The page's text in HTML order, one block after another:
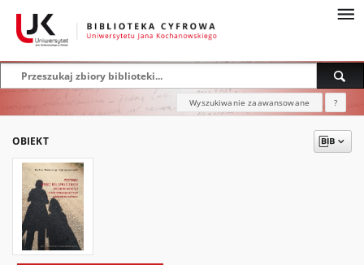
Wyszukiwanie zaawansowane ?
OBIEKT